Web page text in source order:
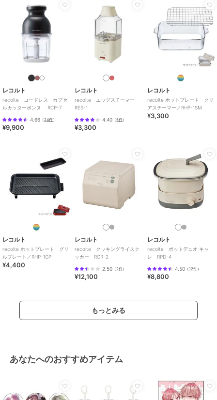
JUICE&CLEANモード使用時 55W
[型番:RSY-2]
ブランド
ショップ
商品カテゴリ お弁当・キッチン用品
その他
キッチン用品
カラー
ナチュラルブラック、クリームホ
ワイト、モカブラウン
本体・フタ・計量スプーン・お手
入れブラシ：ポリプロピレン、本
体内側：ステンレス（セラミック
コーティング）、刃：ステンレス
商品のお取り扱い方法
原産国
レコルト
recolte コードレス カプセ
ルカッターボンヌ RCP-7
4.66 （24件）
¥9,900
レコルト
recolte エッグスチーマー
RES-1
4.40 （5件）
¥3,300
レコルト
recolte ホットプレート クリ
アスチーマー／RHP-1SM
¥3,300
レコルト
recolte ホットプレート グリ
ルプレート／RHP-1GP
¥4,400
レコルト
recolte クッキングライスク
ッカー RCR-2
2.50 （2件）
¥12,100
レコルト
recolte ポットデュオ キャ
レ RPD-4
4.50（12件）
¥8,800
もっとみる
あなたへのおすすめアイテム